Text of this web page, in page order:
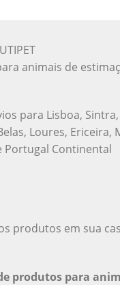
animais de
para Lisboa, Sintra,
Loures, Ericeira,
Portugal Continental
produtos em sua
produtos para